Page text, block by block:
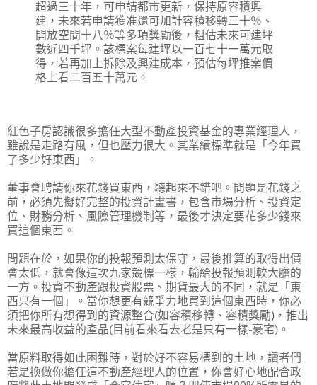
超過三十年，可申請都市更新，保持原容積興
建，未來若申請獲准還可加計容積移轉三十％、
開放空間十八％等多項獎勵後，粗估未來可建坪
數近四千坪。該標案每建坪以一百七十一萬元取
得，若再加上拆除及興建成本，預估每坪推案價
格上看二百五十萬元。
紅色子房認識很多擔任大型不動產投資基金的專業經理人，
雖說是走路有風，但也壓力很大。其業績標準就是「今年買
了多少好東西」。
董事會聘請你來花錢買東西，聽起來不錯吧。問題是花錢之
前，必須先擬好完整的投資計畫書，包含市場分析、投資定
位、財務分析、風險管理機制等，最後才決定要花多少錢來
買這個東西。
問題在於，如果你的投報預測太保守，最後推算的取得出價
會太低，就會像這次九家競標一樣，輸給投報預測較大膽的
一方。投資不動產跟投資股票、期貨最大的不同，就是「東
西只有一個」。當你想更有競爭力地買到這個東西時，你必
須把你所有想得到的資源整合(如容積移轉、容積獎勵)，推出
未來最高收益的產品(目前看來看去老是只有一樣-豪宅)。
當原料取得如此困難時，對於好不容易標到的土地，讀者們
若是換做你擔任這不動產經理人的位置，你會好心地配合政